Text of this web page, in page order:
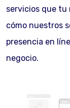
servicios que tu
cómo nuestros
presencia en
negocio.